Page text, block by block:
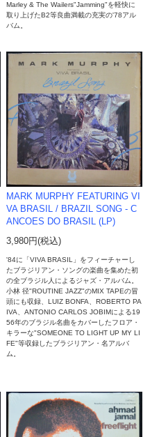
Marley & The Wailers"Jamming"を軽快に
取り上げたB2等良曲満載の充実の'78アル
バム。
MARK MURPHY FEATURING VI
VA BRASIL / BRAZIL SONG - C
ANCOES DO BRASIL (LP)
3,980円(税込)
'84に「VIVA BRASIL」をフィーチャーし
たブラジリアン・ソングの楽曲を集めた初
の全ブラジル人によるジャズ・アルバム。
小林 径"ROUTINE JAZZ"のMIX TAPEの冒
頭にも収録、LUIZ BONFA、ROBERTO PA
IVA、ANTONIO CARLOS JOBIMによる19
56年のブラジル名曲をカバーしたフロア・
キラーな"SOMEONE TO LIGHT UP MY LI
FE"等収録したブラジリアン・名アルバ
ム。